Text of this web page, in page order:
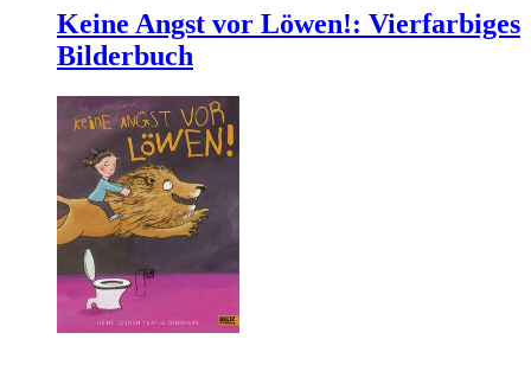
Keine Angst vor Löwen!: Vierfarbiges
Bilderbuch